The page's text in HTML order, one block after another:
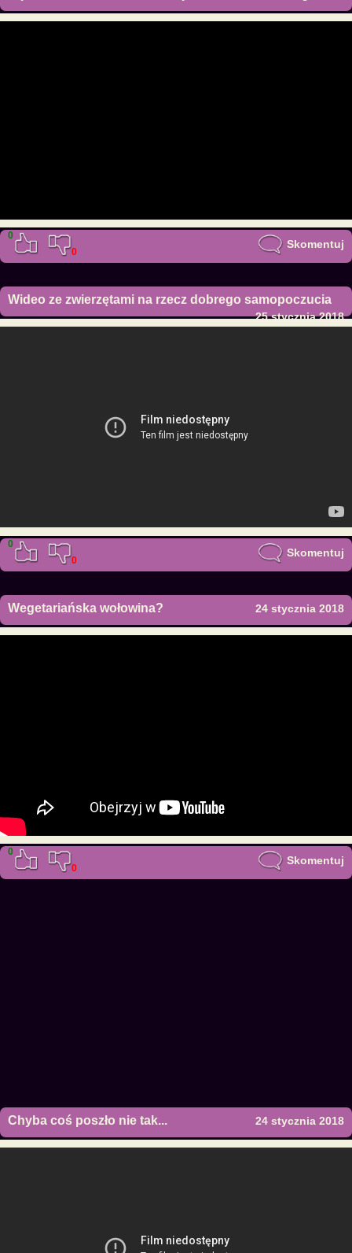
0
0
Skomentuj
Wideo ze zwierzętami na rzecz dobrego samopoczucia
25 stycznia 2018
0
0
Skomentuj
Wegetariańska wołowina? 24 stycznia 2018
0
0
Skomentuj
Chyba coś poszło nie tak... 24 stycznia 2018